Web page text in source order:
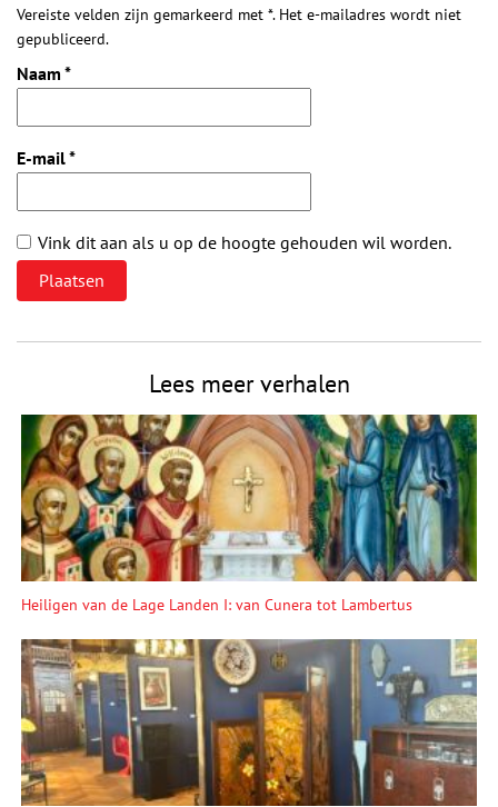
Vereiste velden zijn gemarkeerd met *. Het e-mailadres wordt niet
gepubliceerd.
Naam *
E-mail*
Vink dit aan als u op de hoogte gehouden wil worden.
Lees meer verhalen
Heiligen van de Lage Landen I: van Cunera tot Lambertus